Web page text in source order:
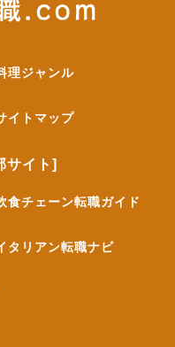
理ジャンル
イトマップ
サイト]
食チェーン転職ガイド
タリアン転職ナビ